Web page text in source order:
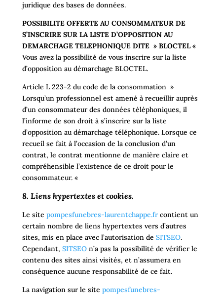
juridique des bases de données.
POSSIBILITE OFFERTE AU CONSOMMATEUR DE
S’INSCRIRE SUR LA LISTE D’OPPOSITION AU
DEMARCHAGE TELEPHONIQUE DITE » BLOCTEL «
Vous avez la possibilité de vous inscrire sur la liste
d’opposition au démarchage BLOCTEL.
Article L 223-2 du code de la consommation »
Lorsqu’un professionnel est amené à recueillir auprès
d’un consommateur des données téléphoniques, il
l’informe de son droit à s’inscrire sur la liste
d’opposition au démarchage téléphonique. Lorsque ce
recueil se fait à l’occasion de la conclusion d’un
contrat, le contrat mentionne de manière claire et
compréhensible l’existence de ce droit pour le
consommateur. «
8. Liens hypertextes et cookies.
Le site pompesfunebres-laurentchappe.frcontient un
certain nombre de liens hypertextes vers d’autres
sites, mis en place avec l’autorisation de SITSEO.
Cependant, SITSEOn’a pas la possibilité de vérifier le
contenu des sites ainsi visités, et n’assumera en
conséquence aucune responsabilité de ce fait.
La navigation sur le site pompesfunebres-